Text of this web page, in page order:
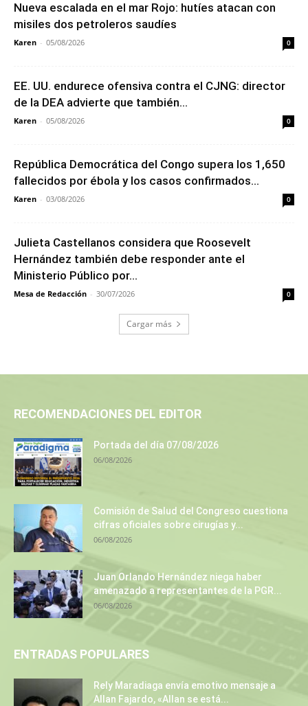
Nueva escalada en el mar Rojo: hutíes atacan con
misiles dos petroleros saudíes
Karen - 05/08/2026 0
EE. UU. endurece ofensiva contra el CJNG: director
de la DEA advierte que también...
Karen - 05/08/2026 0
República Democrática del Congo supera los 1,650
fallecidos por ébola y los casos confirmados...
Karen - 03/08/2026 0
Julieta Castellanos considera que Roosevelt
Hernández también debe responder ante el
Ministerio Público por...
Mesa de Redacción - 30/07/2026 0
Cargar más
RECOMENDACIONES DEL EDITOR
Portada del día 07/08/2026
06/08/2026
Comisión de Salud del Congreso cuestiona
cifras oficiales sobre cirugías y...
06/08/2026
Juan Orlando Hernández niega haber
amenazado a representantes de la PGR...
06/08/2026
ENTRADAS POPULARES
Rely Maradiaga envía emotivo mensaje a
Allan Fajardo, «Allan se está...